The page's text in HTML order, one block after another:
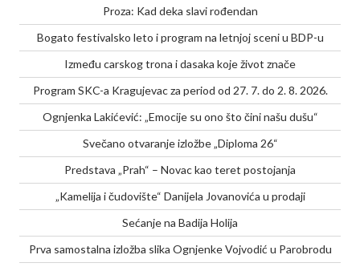
Proza: Kad deka slavi rođendan
Bogato festivalsko leto i program na letnjoj sceni u BDP-u
Između carskog trona i dasaka koje život znače
Program SKC-a Kragujevac za period od 27. 7. do 2. 8. 2026.
Ognjenka Lakićević: „Emocije su ono što čini našu dušu“
Svečano otvaranje izložbe „Diploma 26“
Predstava „Prah“ – Novac kao teret postojanja
„Kamelija i čudovište“ Danijela Jovanovića u prodaji
Sećanje na Badija Holija
Prva samostalna izložba slika Ognjenke Vojvodić u Parobrodu